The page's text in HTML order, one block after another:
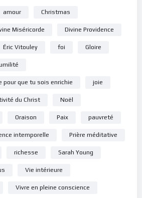
amour Christmas
Miséricorde Divine Providence
Éric Vitouley foi Gloire
pour que tu sois enrichie joie
du Christ Noël
Oraison Paix pauvreté
intemporelle Prière méditative
richesse Sarah Young
Vie intérieure
Vivre en pleine conscience